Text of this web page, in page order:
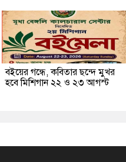
বইয়ের গন্ধে, কবিতার ছন্দে মুখর
হবে মিশিগান ২২ ও ২৩ আগস্ট